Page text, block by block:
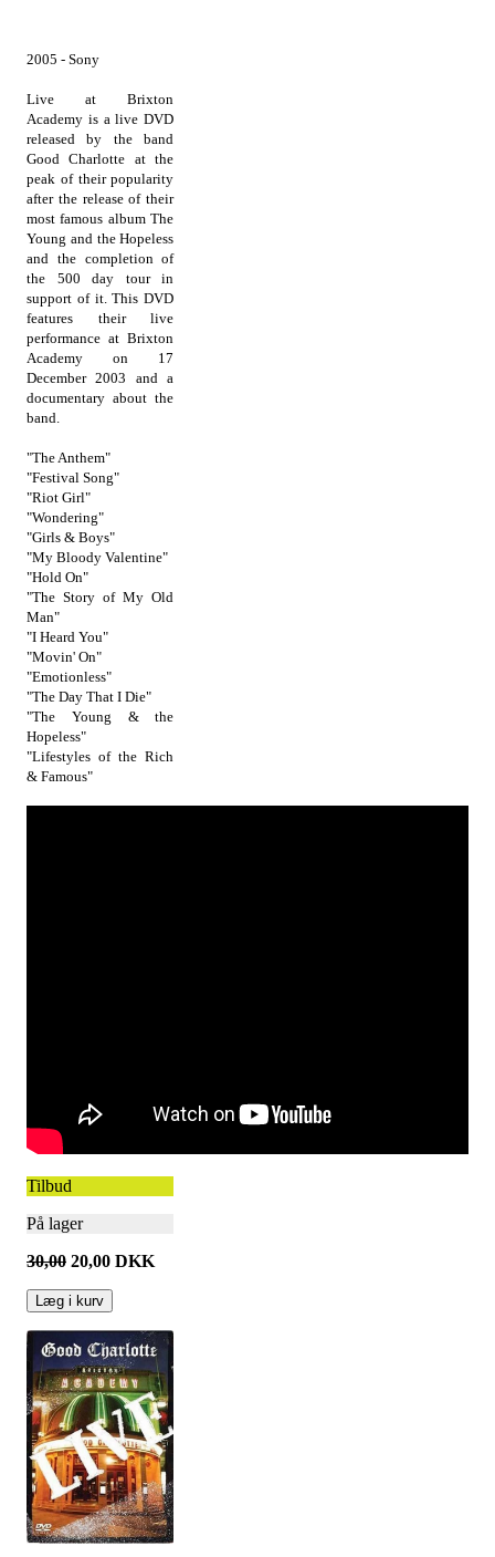
2005 - Sony
Live at Brixton
Academy is a live DVD
released by the band
Good Charlotte at the
peak of their popularity
after the release of their
most famous album The
Young and the Hopeless
and the completion of
the 500 day tour in
support of it. This DVD
features their live
performance at Brixton
Academy on 17
December 2003 and a
documentary about the
band.
"The Anthem"
"Festival Song"
"Riot Girl"
"Wondering"
"Girls & Boys"
"My Bloody Valentine"
"Hold On"
"The Story of My Old
Man"
"I Heard You"
"Movin' On"
"Emotionless"
"The Day That I Die"
"The Young & the
Hopeless"
"Lifestyles of the Rich
& Famous"
Tilbud
På lager
30,00 20,00 DKK
Læg i kurv